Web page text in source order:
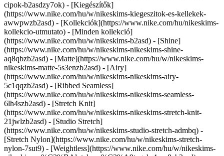
cipok-b2asdzy7ok) - [Kiegészítők]
(https://www.nike.com/hu/w/nikeskims-kiegeszitok-es-kellekek-
awwpwzb2asd) - [Kollekciók](https://www.nike.com/hu/nikeskims-
kollekcio-utmutato) - [Minden kollekció]
(https://www.nike.com/hu/w/nikeskims-b2asd) - [Shine]
(https://www.nike.com/hu/w/nikeskims-nikeskims-shine-
aq8qbzb2asd) - [Matte](https://www.nike.com/hu/w/nikeskims-
nikeskims-matte-5s3enzb2asd) - [Airy]
(https://www.nike.com/hu/w/nikeskims-nikeskims-airy-
5c1qqzb2asd) - [Ribbed Seamless]
(https://www.nike.com/hu/w/nikeskims-nikeskims-seamless-
6lh4szb2asd) - [Stretch Knit]
(https://www.nike.com/hu/w/nikeskims-nikeskims-stretch-knit-
21jwlzb2asd) - [Studio Stretch]
(https://www.nike.com/hu/w/nikeskims-studio-stretch-admbq) -
[Stretch Nylon](https://www.nike.com/hu/w/nikeskims-stretch-
nylon-7sut9) - [Weightless](https://www.nike.com/hu/w/nikeskims-